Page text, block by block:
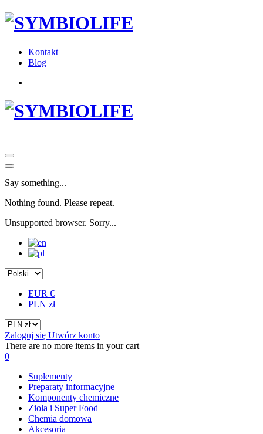
Kontakt
Blog
Say something...
Nothing found. Please repeat.
Unsupported browser. Sorry...
EUR €
PLN zł
Zaloguj się Utwórz konto
There are no more items in your cart
0
Suplementy
Preparaty informacyjne
Komponenty chemiczne
Zioła i Super Food
Chemia domowa
Akcesoria